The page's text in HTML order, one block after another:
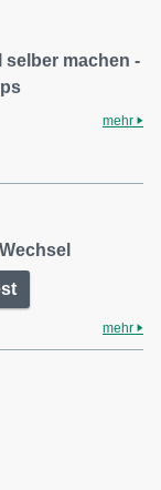
selber machen -
mehr
mehr